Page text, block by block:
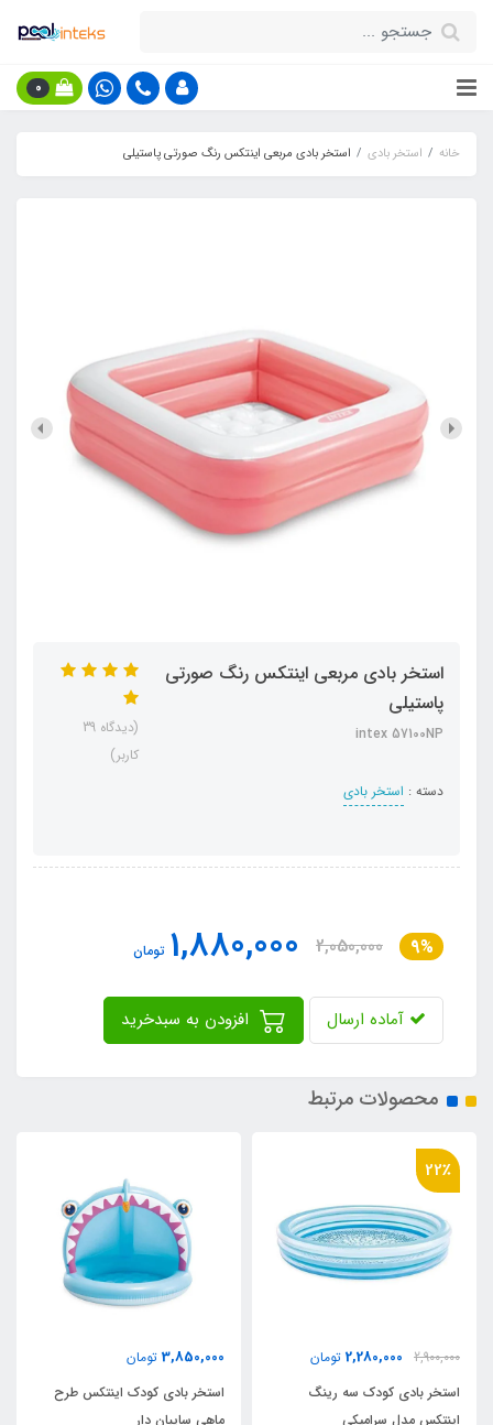
0
خانه استخر بادی استخر بادی مربعی اینتکس رنگ صورتی پاستیلی
استخر بادی مربعی اینتکس رنگ صورتی
پاستیلی
intex 57100NP
دسته : استخر بادی
(دیدگاه 39
کاربر)
9%
2,050,000
1,880,000 تومان
آماده ارسال
محصولات مرتبط
3,850,000 تومان
استخر بادی کودک اینتکس طرح
ماهی سایبان دار
3,400,000
استخر بادی سه رینگ کودک
اینتکس طرح جدید قطر 147